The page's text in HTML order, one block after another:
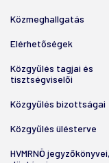
Közmeghallgatás
Elérhetőségek
Közgyűlés tagjai és
tisztségviselői
Közgyűlés bizottságai
Közgyűlés ülésterve
HVMRNÖ jegyzőkönyvei,